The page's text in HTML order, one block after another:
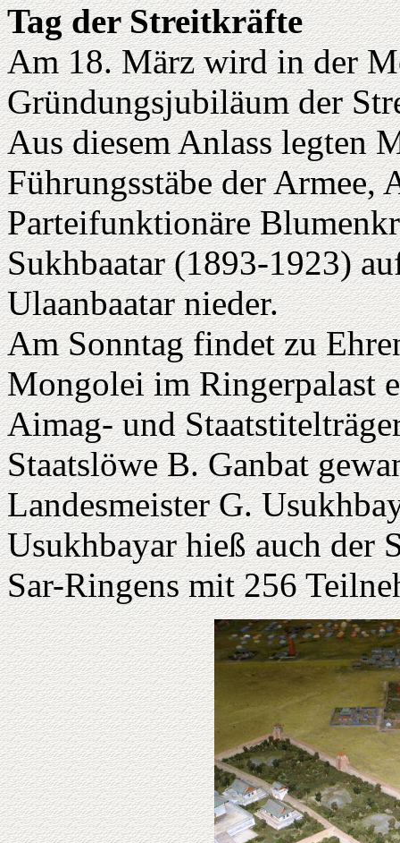
Tag der Streitkräfte
Am 18. März wird in der
Gründungsjubiläum der
Aus diesem Anlass legten
Führungsstäbe der Armee,
Parteifunktionäre
Sukhbaatar (1893-1923)
Ulaanbaatar nieder.
Am Sonntag findet zu
Mongolei im Ringerpalast
Aimag- und
Staatslöwe B. Ganbat
Landesmeister G.
Usukhbayar hieß auch der
Sar-Ringens mit 256